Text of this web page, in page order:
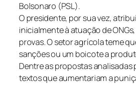
Bolsonaro (PSL).
O presidente, por sua vez,
inicialmente à atuação de
provas. O setor agrícola teme
sanções ou um boicote a
Dentre as propostas analisadas
textos que aumentariam a